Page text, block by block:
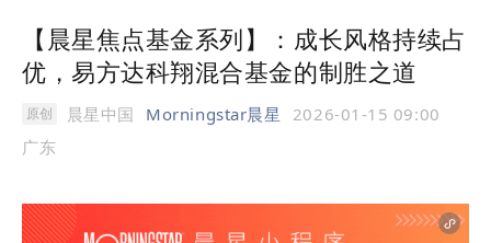
【晨星焦点基金系列】：成长风格持续占
优，易方达科翔混合基金的制胜之道
原创 晨星中国 Morningstar晨星
2026-01-15 09:00
广东